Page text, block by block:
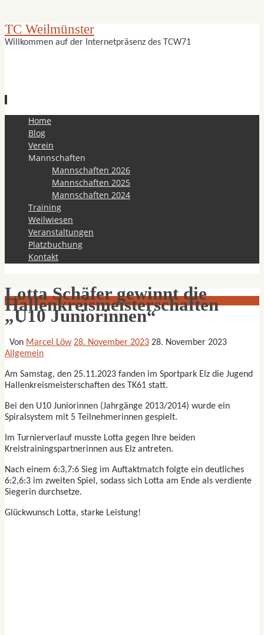
TC Weilmünster
Willkommen auf der Internetpräsenz des TCW71
springen
Home
Blog
Verein
Mannschaften
Mannschaften 2026
Mannschaften 2025
Mannschaften 2024
Training
Weilwiesen
Veranstaltungen
Platzbuchung
Kontakt
Lotta Schäfer gewinnt die
Hallenkreismeisterschaften
„U10 Juniorinnen“
Von Marcel Löw 28. November 2023 28. November 2023
Allgemein
Am Samstag, den 25.11.2023 fanden im Sportpark Elz die Jugend
Hallenkreismeisterschaften des TK61 statt.
Bei den U10 Juniorinnen (Jahrgänge 2013/2014) wurde ein
Spiralsystem mit 5 Teilnehmerinnen gespielt.
Im Turnierverlauf musste Lotta gegen Ihre beiden
Kreistrainingspartnerinnen aus Elz antreten.
Nach einem 6:3,7:6 Sieg im Auftaktmatch folgte ein deutliches
6:2,6:3 im zweiten Spiel, sodass sich Lotta am Ende als verdiente
Siegerin durchsetze.
Glückwunsch Lotta, starke Leistung!